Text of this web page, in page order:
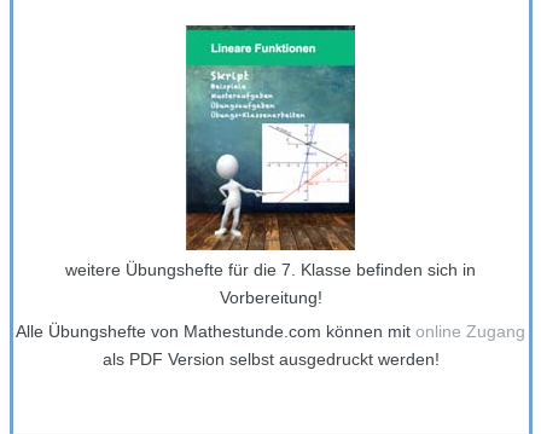
weitere Übungshefte für die 7. Klasse befinden sich in
Vorbereitung!
Alle Übungshefte von Mathestunde.com können mit online Zugang
als PDF Version selbst ausgedruckt werden!